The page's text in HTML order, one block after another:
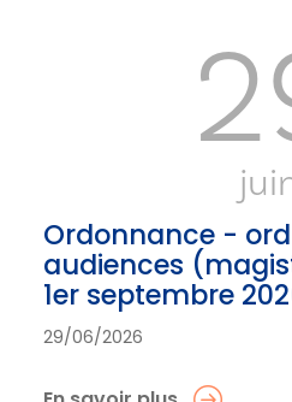
Ordonnance -
audiences
1er septembre
29/06/2026